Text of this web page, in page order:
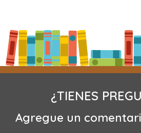
¿TIENES
Agregue un